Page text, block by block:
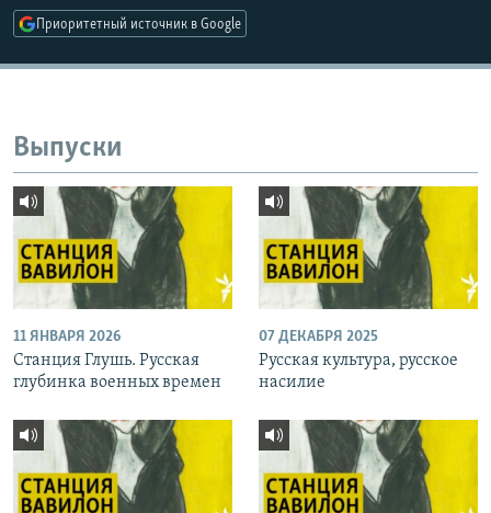
Все сайты РСЕ/РС
Приоритетный источник в Google
Выпуски
11 ЯНВАРЯ 2026
Станция Глушь. Русская
глубинка военных времен
07 ДЕКАБРЯ 2025
Русская культура, русское
насилие